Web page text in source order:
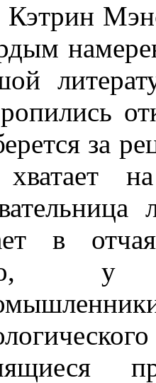
Кэтрин
за
хватает
в
у